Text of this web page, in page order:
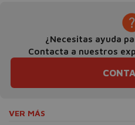
¿Necesitas ayuda
Contacta a nuestros
VER MÁS